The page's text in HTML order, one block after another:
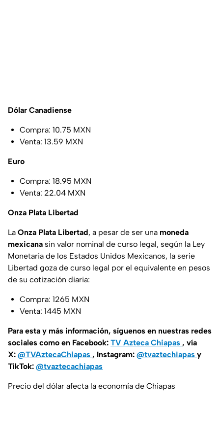
Dólar Canadiense
Compra: 10.75 MXN
Venta: 13.59 MXN
Euro
Compra: 18.95 MXN
Venta: 22.04 MXN
Onza Plata Libertad
La Onza Plata Libertad, a pesar de ser una moneda
mexicana sin valor nominal de curso legal, según la Ley
Monetaria de los Estados Unidos Mexicanos, la serie
Libertad goza de curso legal por el equivalente en pesos
de su cotización diaria:
Compra: 1265 MXN
Venta: 1445 MXN
Para esta y más información, síguenos en nuestras redes
sociales como en Facebook: TV Azteca Chiapas , vía
X: @TVAztecaChiapas , Instagram: @tvaztechiapas y
TikTok: @tvaztecachiapas
Precio del dólar afecta la economía de Chiapas